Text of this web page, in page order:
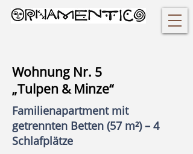
Wohnung Nr. 5
„Tulpen & Minze“
Familienapartment mit
getrennten Betten (57 m²) – 4
Schlafplätze